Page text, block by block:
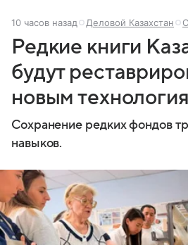
10 часов назад Деловой Казахстан
Редкие книги
будут
новым
Сохранение редких фондов
навыков.